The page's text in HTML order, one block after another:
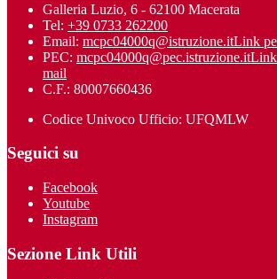
Galleria Luzio, 6 - 62100 Macerata
Tel: +39 0733 262200
Email: mcpc04000q@istruzione.itLink
PEC: mcpc04000q@pec.istruzione.itLink
mail
C.F.: 80007660436
Codice Univoco Ufficio: UFQMLW
Seguici su
Facebook
Youtube
Instagram
Sezione Link Utili